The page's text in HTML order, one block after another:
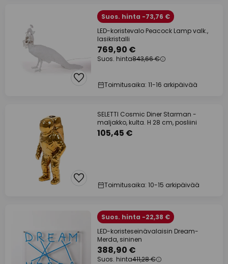
Suos. hinta -73,76 €
LED-koristevalo Peacock Lamp valk.,
lasikristalli
769,90 €
Suos. hinta843,66 €
Toimitusaika: 11-16 arkipäivää
SELETTI Cosmic Diner Starman -
maljakko, kulta. H 28 cm, posliini
105,45 €
Toimitusaika: 10-15 arkipäivää
Suos. hinta -22,38 €
LED-koristeseinävalaisin Dream-
Merda, sininen
388,90 €
Suos. hinta411,28 €